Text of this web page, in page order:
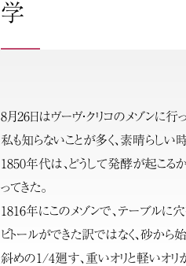
学
8月26日はヴーヴ・クリコのメゾンに行っ
私も知らないことが多く、素晴らしい
1850年代は、どうして発酵が起こる
ってきた。
1816年にこのメゾンで、テーブルに
ピトールができた訳ではなく、砂から始
斜めの1/4廻す、重いオリと軽いオリ